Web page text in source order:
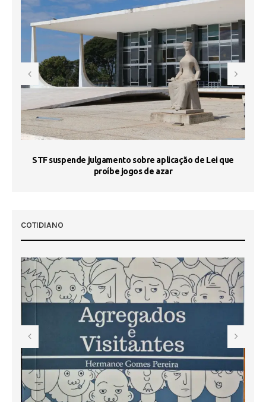
STF suspende julgamento sobre aplicação de Lei que
proíbe jogos de azar
COTIDIANO